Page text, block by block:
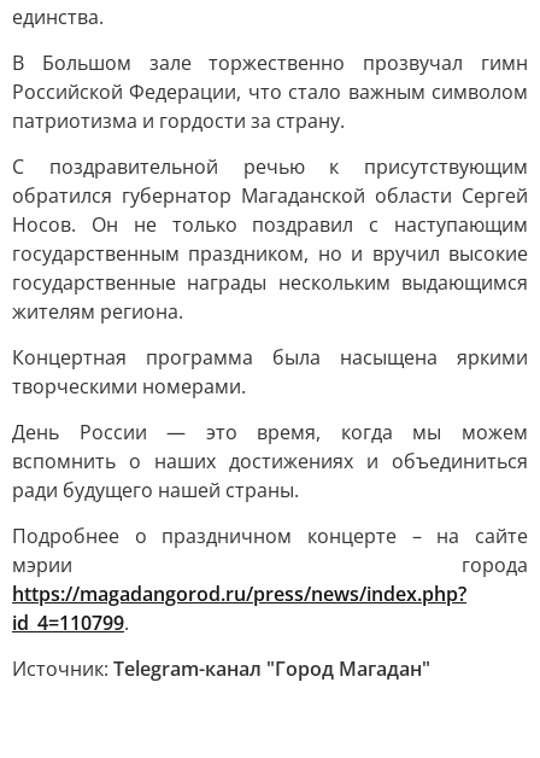
единства.
В Большом зале торжественно прозвучал гимн
Российской Федерации, что стало важным символом
патриотизма и гордости за страну.
С поздравительной речью к присутствующим
обратился губернатор Магаданской области Сергей
Носов. Он не только поздравил с наступающим
государственным праздником, но и вручил высокие
государственные награды нескольким выдающимся
жителям региона.
Концертная программа была насыщена яркими
творческими номерами.
День России — это время, когда мы можем
вспомнить о наших достижениях и объединиться
ради будущего нашей страны.
Подробнее о праздничном концерте – на сайте
мэрии города
https://magadangorod.ru/press/news/index.php?
id_4=110799.
Источник: Telegram-канал "Город Магадан"